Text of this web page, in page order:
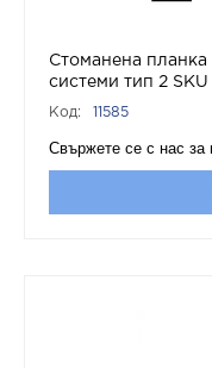
Стоманена планка
системи тип 2 SKU
Код: 11585
Свържете се с нас за